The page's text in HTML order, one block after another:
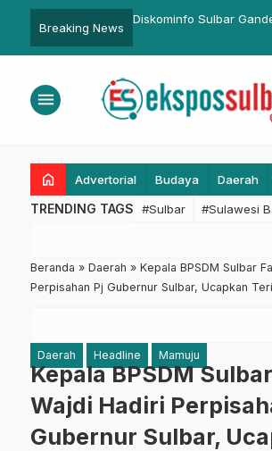
Breaking News
Diskominfo Sulbar Gandeng DJKN
Sulseltrabar Lakukan Penilaian
Aset Tak Produktif
KAGAMA
Sulbar
menu
home Advertorial Budaya Daerah
TRENDING TAGS #Sulbar #Sulawesi
Beranda » Daerah » Kepala BPSDM Sulbar
Perpisahan Pj Gubernur Sulbar, Ucapkan
Daerah Headline Mamuju
Kepala BPSDM
Wajdi Hadiri
Gubernur Sulbar,